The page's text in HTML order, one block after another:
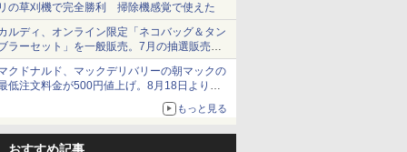
の草刈機で完全勝利 掃除機感覚で使えた
ルディ、オンライン限定「ネコバッグ＆タン
ラーセット」を一般販売。7月の抽選販売の
選無効分
クドナルド、マックデリバリーの朝マックの
低注文料金が500円値上げ。8月18日より
もっと見る